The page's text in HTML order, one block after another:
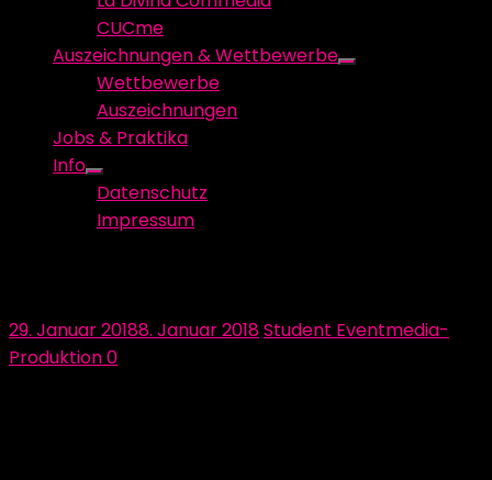
CUCme
Auszeichnungen & Wettbewerbe
Show
Wettbewerbe
Auszeichnungen
Jobs & Praktika
Info
Show
sub
menu
Datenschutz
Impressum
Posted
on
29. Januar 20188. Januar 2018Author
Student Eventmedia-
Produktion0